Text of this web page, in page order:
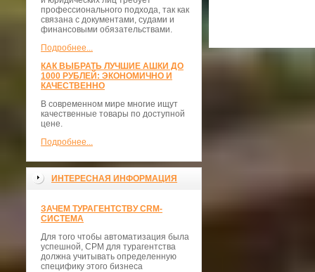
профессионального подхода, так как
связана с документами, судами и
финансовыми обязательствами.
Подробнее...
КАК ВЫБРАТЬ ЛУЧШИЕ АШКИ ДО
1000 РУБЛЕЙ: ЭКОНОМИЧНО И
КАЧЕСТВЕННО
В современном мире многие ищут
качественные товары по доступной
цене.
Подробнее...
ИНТЕРЕСНАЯ ИНФОРМАЦИЯ
ЗАЧЕМ ТУРАГЕНТСТВУ CRM-
СИСТЕМА
Для того чтобы автоматизация была
успешной, СРМ для турагентства
должна учитывать определенную
специфику этого бизнеса